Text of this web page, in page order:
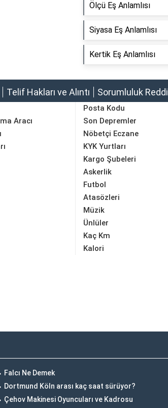
Ölçü Eş Anlamlısı
Siyasa Eş Anlamlısı
Kertik Eş Anlamlısı
Telif Hakları ve Alıntı Sorumluluk Reddi
Aracı
Posta Kodu
Son Depremler
Nöbetçi Eczane
KYK Yurtları
Kargo Şubeleri
Askerlik
Futbol
Atasözleri
Müzik
Ünlüler
Kaç Km
Kalori
Falcı Ne Demek
Dortmund Köln arası kaç saat sürüyor?
Çehov Makinesi Oyuncuları ve Kadrosu